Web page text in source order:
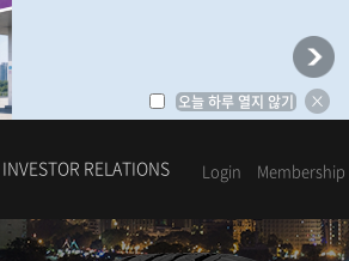
6
오늘 하루 열지 않기
INVESTOR RELATIONS Login Membership